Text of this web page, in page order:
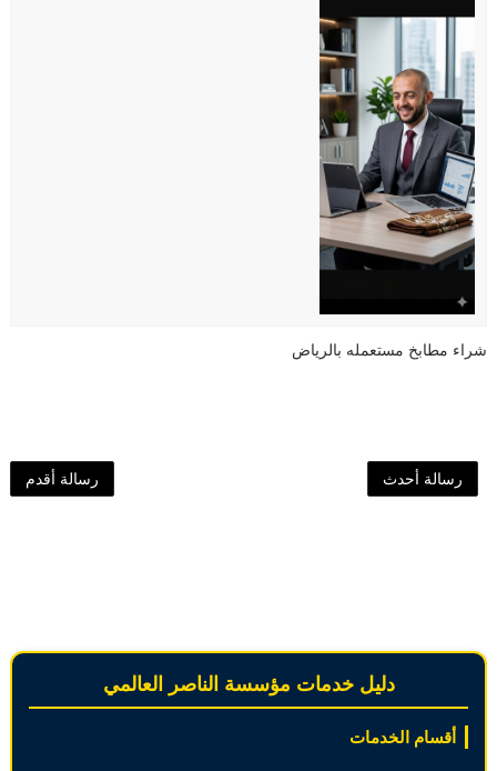
شراء مطابخ مستعمله بالرياض
رسالة أحدث رسالة أقدم
دليل خدمات مؤسسة الناصر العالمي
أقسام الخدمات